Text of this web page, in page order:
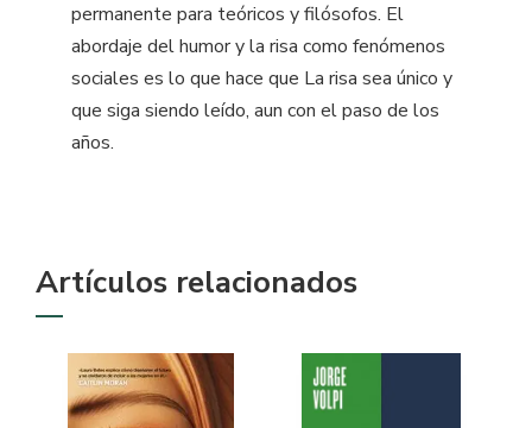
permanente para teóricos y filósofos. El
abordaje del humor y la risa como fenómenos
sociales es lo que hace que La risa sea único y
que siga siendo leído, aun con el paso de los
años.
Artículos relacionados